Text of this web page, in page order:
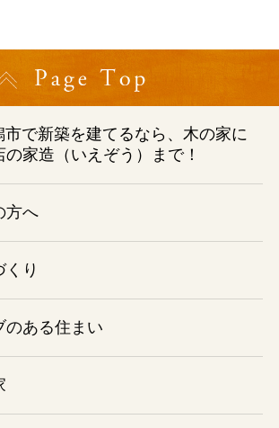
新築を建てるなら、木の家に
家造（いえぞう）まで！
方へ
り
ある住まい